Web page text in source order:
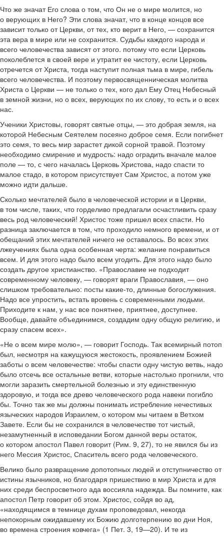
Что же значат Его слова о том, что Он не о мире молится, но
о верующих в Него? Эти слова значат, что в конце концов все
зависит только от Церкви, от тех, кто верит в Него, — сохранится
эта вера в мире или не сохранится. Судьбы каждого народа и
всего человечества зависят от этого. потому что если Церковь
поколеблется в своей вере и утратит ее чистоту, если Церковь
отречется от Христа, тогда наступит полная тьма в мире, гибель
всего человечества. И поэтому первосвященническая молитва
Христа о Церкви — не только о тех, кого дал Ему Отец Небесный
в земной жизни, но о всех, верующих по их слову, то есть и о всех
нас.
Ученики Христовы, говорят святые отцы, — это добрая земля, на
которой Небесным Сеятелем посеяно доброе семя. Если погибнет
это семя, то весь мир зарастет дикой сорной травой. Поэтому
необходимо смирение и мудрость: надо оградить вначале малое
поле — то, с чего началась Церковь Христова, надо спасти то
малое стадо, в котором присутствует Сам Христос, а потом уже
можно идти дальше.
Сколько мечтателей было в человеческой истории и в Церкви,
в том числе, таких, что горделиво предлагали осчастливить сразу
весь род человеческий! Христос тоже пришел всех спасти. Но
разница заключается в том, что проходило немного времени, и от
обещаний этих мечтателей ничего не оставалось. Во всех этих
лжеучениях была одна особенная черта: желание понравиться
всем. И для этого надо было всем угодить. Для этого надо было
создать другое христианство. «Православие не подходит
современному человеку, — говорят враги Православия, — оно
слишком требовательно: посты какие-то, длинные богослужения.
Надо все упростить, встать вровень с современными людьми.
Приходите к нам, у нас все понятнее, приятнее, доступнее.
Вообще, давайте объединимся, создадим одну общую религию, и
сразу спасем всех».
«Не о всем мире молю», — говорит Господь. Так всемирный потоп
был, несмотря на кажущуюся жестокость, проявлением Божией
заботы о всем человечестве: чтобы спасти одну чистую ветвь, надо
было отсечь все остальные ветви, которые настолько прогнили, что
могли заразить смертельной болезнью и эту единственную
здоровую, и тогда все древо человеческого рода навеки погибло
бы. Точно так же мы должны понимать истребление нечестивых
языческих народов Израилем, о котором мы читаем в Ветхом
Завете. Если бы не сохранился в человечестве тот чистый,
незамутненный в исповедании Богом данной веры остаток,
о котором апостол Павел говорит (Рим. 9, 27), то не явился бы из
него Мессия Христос, Спаситель всего рода человеческого.
Велико было развращение допотопных людей и отступничество от
истины язычников, но благодаря пришествию в мир Христа и для
них среди беспросветного ада воссияла надежда. Вы помните, как
апостол Петр говорит об этом. Христос, сойдя во ад,
«находящимся в темнице духам проповедовал, некогда
непокорным ожидавшему их Божию долготерпению во дни Ноя,
во времена строения ковчега» (1 Пет. 3, 19—20). И те из